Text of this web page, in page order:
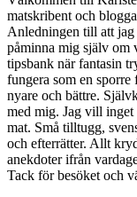
matskribent och
Anledningen till att
påminna mig själv om
tipsbank när fantasin
fungera som en
nyare och bättre.
med mig. Jag vill
mat. Små tilltugg,
och efterrätter. Allt
anekdoter ifrån
Tack för besöket och